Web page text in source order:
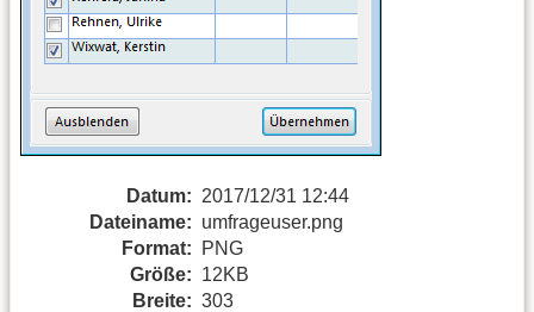
Datum: 2017/12/31 12:44
Dateiname: umfrageuser.png
Format:
PNG
Größe: 12KB
Breite: 303